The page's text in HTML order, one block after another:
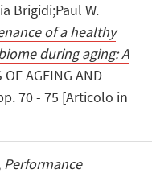
Brigidi;Paul W.
of a healthy
during aging: A
OF AGEING AND
70 - 75 [Articolo in
Performance